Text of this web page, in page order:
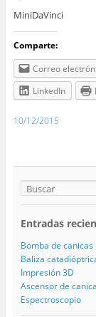
MiniDaVinci
Comparte:
Correo
LinkedIn
10/12/2015
Entradas
Bomba de canicas
Baliza
Impresión 3D
Ascensor de
Espectroscopio